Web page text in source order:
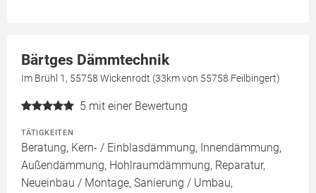
Bärtges Dämmtechnik
Im Brühl 1, 55758 Wickenrodt (33km von 55758 Feilbingert)
5 mit einer Bewertung
TÄTIGKEITEN
Beratung, Kern- / Einblasdämmung, Innendämmung,
Außendämmung, Hohlraumdämmung, Reparatur,
Neueinbau / Montage, Sanierung / Umbau,